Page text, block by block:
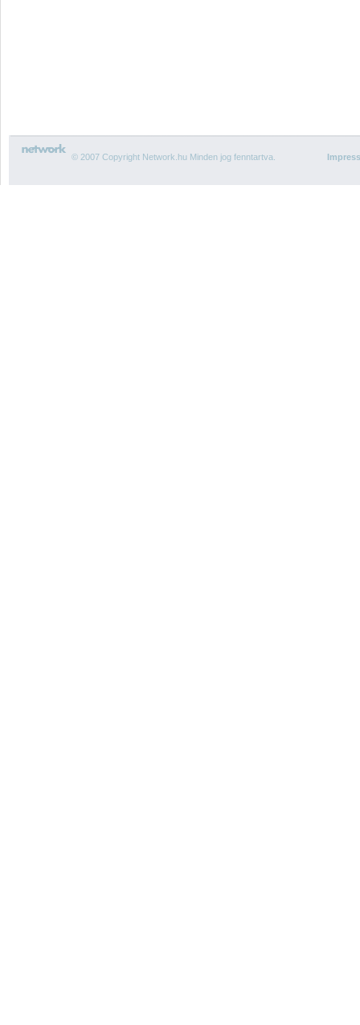
© 2007 Copyright Network.hu Minden jog fenntartva.